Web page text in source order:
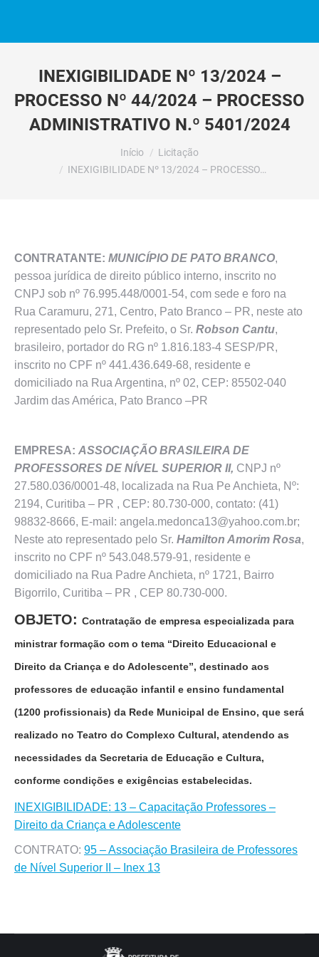
INEXIGIBILIDADE Nº 13/2024 –
PROCESSO Nº 44/2024 – PROCESSO
ADMINISTRATIVO N.º 5401/2024
Início
Licitação
INEXIGIBILIDADE Nº 13/2024 – PROCESSO…
CONTRATANTE: MUNICÍPIO DE PATO BRANCO,
pessoa jurídica de direito público interno, inscrito no
CNPJ sob nº 76.995.448/0001-54, com sede e foro na
Rua Caramuru, 271, Centro, Pato Branco – PR, neste ato
representado pelo Sr. Prefeito, o Sr. Robson Cantu,
brasileiro, portador do RG nº 1.816.183-4 SESP/PR,
inscrito no CPF nº 441.436.649-68, residente e
domiciliado na Rua Argentina, nº 02, CEP: 85502-040
Jardim das América, Pato Branco –PR
EMPRESA: ASSOCIAÇÃO BRASILEIRA DE
PROFESSORES DE NÍVEL SUPERIOR II, CNPJ nº
27.580.036/0001-48, localizada na Rua Pe Anchieta, Nº:
2194, Curitiba – PR , CEP: 80.730-000, contato: (41)
98832-8666, E-mail: angela.medonca13@yahoo.com.br;
Neste ato representado pelo Sr. Hamilton Amorim Rosa,
inscrito no CPF nº 543.048.579-91, residente e
domiciliado na Rua Padre Anchieta, nº 1721, Bairro
Bigorrilo, Curitiba – PR , CEP 80.730-000.
OBJETO: Contratação de empresa especializada para
ministrar formação com o tema “Direito Educacional e
Direito da Criança e do Adolescente”, destinado aos
professores de educação infantil e ensino fundamental
(1200 profissionais) da Rede Municipal de Ensino, que será
realizado no Teatro do Complexo Cultural, atendendo as
necessidades da Secretaria de Educação e Cultura,
conforme condições e exigências estabelecidas.
INEXIGIBILIDADE: 13 – Capacitação Professores –
Direito da Criança e Adolescente
CONTRATO: 95 – Associação Brasileira de Professores
de Nível Superior II – Inex 13